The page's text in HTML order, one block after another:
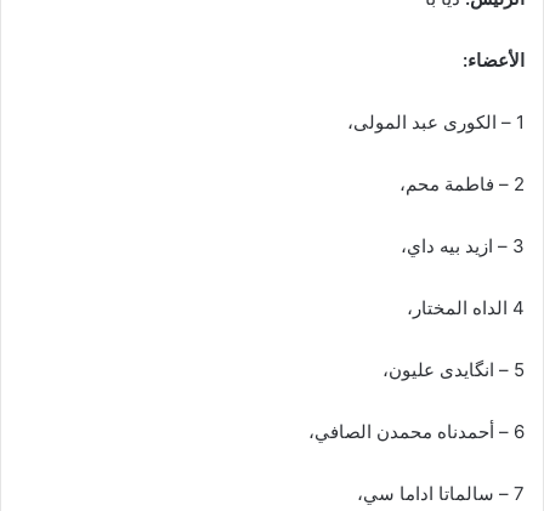
الأعضاء:
1 – الكورى عبد المولى،
2 – فاطمة محم،
3 – ازيد بيه داي،
4 الداه المختار،
5 – انگایدی علیون،
6 – أحمدناه محمدن الصافي،
7 – سالماتا اداما سي،